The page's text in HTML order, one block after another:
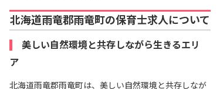
北海道雨竜郡雨竜町の保育士求人について
美しい自然環境と共存しながら生きるエリ
ア
北海道雨竜郡雨竜町は、美しい自然環境と共存しなが